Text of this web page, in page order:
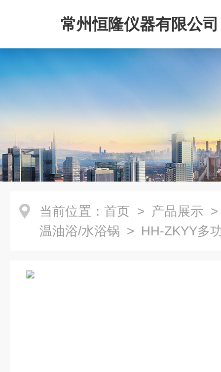
常州恒隆仪器有限公司
当前位置： 首页 > 产品展示
温油浴/水浴锅 > HH-ZKYY多